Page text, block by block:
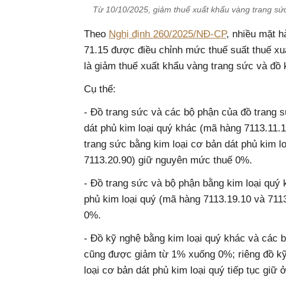
Từ 10/10/2025, giảm thuế xuất khẩu vàng trang
Theo Nghị định 260/2025/NĐ-CP, nhiều mặt
71.15 được điều chỉnh mức thuế suất thuế
là giảm thuế xuất khẩu vàng trang sức và đồ
Cụ thể:
- Đồ trang sức và các bộ phận của đồ trang
dát phủ kim loại quý khác (mã hàng
trang sức bằng kim loại cơ bản dát phủ kim
7113.20.90) giữ nguyên mức thuế 0%.
- Đồ trang sức và bộ phận bằng kim loại quý
phủ kim loại quý (mã hàng 7113.19.10 và
0%.
- Đồ kỹ nghệ bằng kim loại quý khác và các
cũng được giảm từ 1% xuống 0%; riêng đồ
loại cơ bản dát phủ kim loại quý tiếp tục giữ